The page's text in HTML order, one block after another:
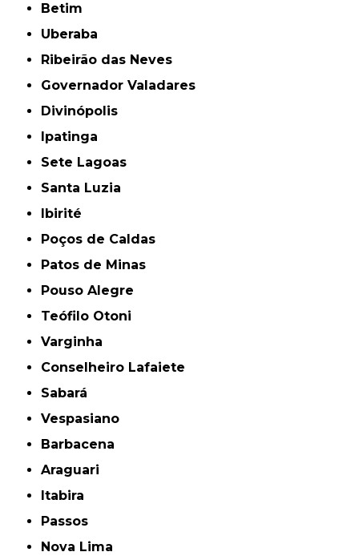
Betim
Uberaba
Ribeirão das Neves
Governador Valadares
Divinópolis
Ipatinga
Sete Lagoas
Santa Luzia
Ibirité
Poços de Caldas
Patos de Minas
Pouso Alegre
Teófilo Otoni
Varginha
Conselheiro Lafaiete
Sabará
Vespasiano
Barbacena
Araguari
Itabira
Passos
Nova Lima